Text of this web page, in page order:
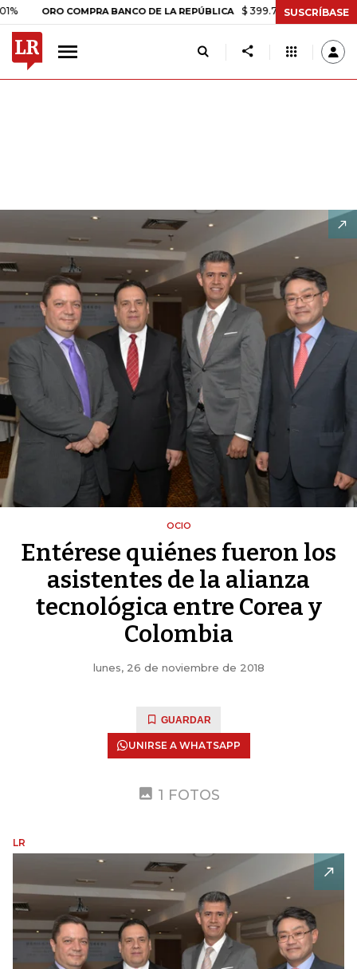
ORO COMPRA BANCO DE LA REPÚBLICA $ 399.745,16 +$ 2.295,71
SUSCRÍBASE
OCIO
Entérese quiénes fueron los
asistentes de la alianza
tecnológica entre Corea y
Colombia
lunes, 26 de noviembre de 2018
GUARDAR
UNIRSE A WHATSAPP
1 FOTOS
LR